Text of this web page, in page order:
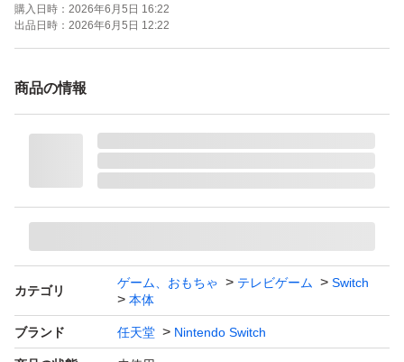
ブランド：任天堂 Nintendo Switch
セット内容：本体のみ
色：ホワイト系
購入日時： 2026年6月5日 16:22
出品日時： 2026年6月5日 12:22
商品の情報
カテゴリ
ゲーム、おもちゃ テレビゲーム
Switch
本体
ブランド 任天堂 Nintendo Switch